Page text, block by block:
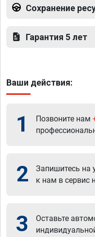
Сохранение
Гарантия 5 лет
Ваши действия:
1 Позвоните нам
2
Запишитесь на
к нам в сервис
3
Оставьте